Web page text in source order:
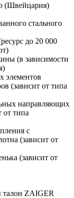
(Швейцария)
стального
до 20 000
(в зависимости
элементов
(зависит от типа
направляющих
от типа
с
(зависит от
(зависит от
ZAIGER